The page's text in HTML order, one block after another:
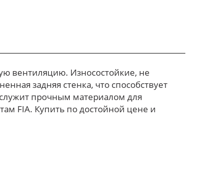
вентиляцию. Износостойкие, не
задняя стенка, что способствует
прочным материалом для
FIA. Купить по достойной цене и